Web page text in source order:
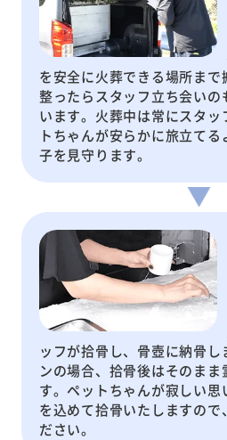
を安全に火葬できる場所ま
整ったらスタッフ立ち会い
います。火葬中は常にスタッ
トちゃんが安らかに旅立て
子を見守ります。
ッフが拾骨し、骨壺に納骨
ンの場合、拾骨後はそのまま
す。ペットちゃんが寂しい
を込めて拾骨いたしますので
ださい。